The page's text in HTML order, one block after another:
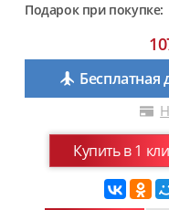
Подарок при покупке:
Бесплатная
Купить в 1